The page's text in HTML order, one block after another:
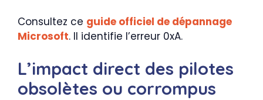
Consultez ce guide officiel de dépannage
Microsoft. Il identifie l’erreur 0xA.
L’impact direct des pilotes
obsolètes ou corrompus